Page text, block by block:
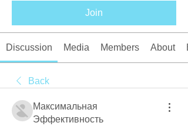
Join
Discussion Media Members About
Back
Максимальная
Эффективность